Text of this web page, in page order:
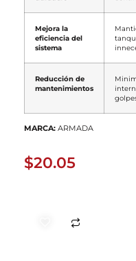
Mejora la
eficiencia del
sistema
Reducción de
mantenimientos
MARCA: ARMADA
$20.05